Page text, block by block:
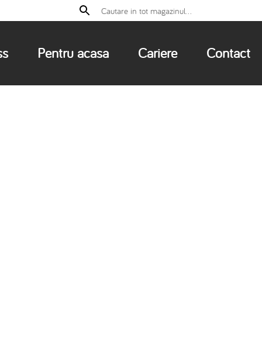
Pentru acasa Cariere Contact